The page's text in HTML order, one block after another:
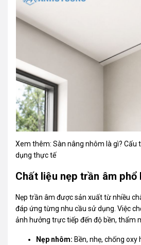
Xem thêm:Sàn nâng nhôm là gì? Cấu
dụng thực tế
Chất liệu nẹp trần âm phổ
Nẹp trần âm được sản xuất từ nhiều
đáp ứng từng nhu cầu sử dụng. Việc
ảnh hưởng trực tiếp đến độ bền, thẩm
Nẹp nhôm: Bền, nhẹ, chống oxy